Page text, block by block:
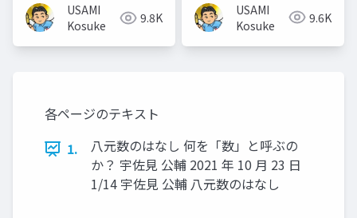
USAMI
Kosuke
9.8K
USAMI
Kosuke
9.6K
各ページのテキスト
1.
八元数のはなし 何を「数」と呼ぶの
か？ 宇佐見 公輔 2021 年 10 月 23 日
1/14 宇佐見 公輔 八元数のはなし